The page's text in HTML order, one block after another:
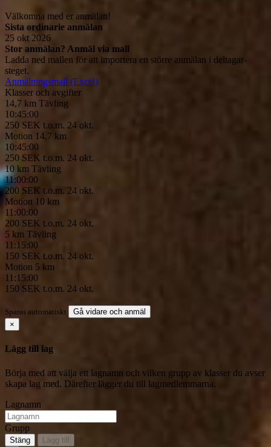
Välkomna med er anmälan!
Sista ordinarie anmälan
25 okt 2026
Stor anmälan? Anmäl via mall
Ladda ned mallen för att importera en större anmälan i deltagar-
steget.
Anmälningsmall (Excel)
Klasser och avgifter
14,7 km Tävling
10:45:00
250 SEK t.o.m. 24 okt.
Motion 14,7 km
10:45:00
250 SEK t.o.m. 24 okt.
10 km Tävling
11:00:00
200 SEK t.o.m. 24 okt.
Motion 10 km
11:00:00
200 SEK t.o.m. 24 okt.
5 km Tävling
11:15:00
150 SEK t.o.m. 24 okt.
Motion 5 km
11:15:00
150 SEK t.o.m. 24 okt.
Sparas automatiskt
Gå vidare och anmäl
×
Lägg till lag
Börja med att välja ett lagnamn och vilken grupp av klasser du avser
skapa lag med. Därefter lägger du till lagmedlemmarna.
Lagnamn
Grupp
Stäng
Lägg till